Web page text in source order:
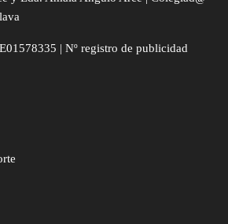
| Nº registro de publicidad